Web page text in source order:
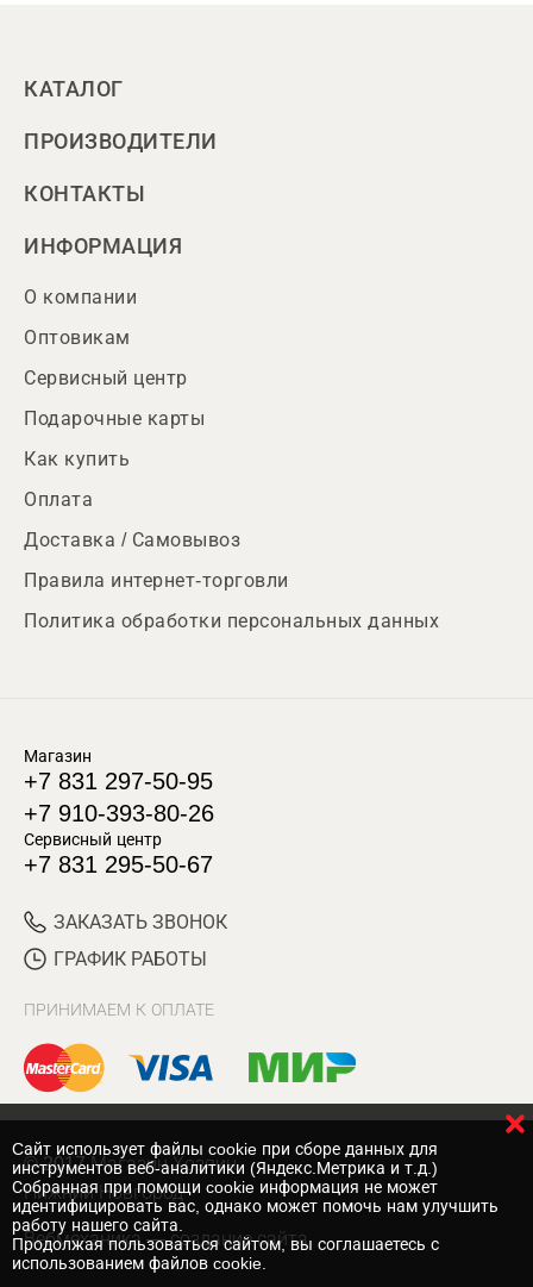
КАТАЛОГ
ПРОИЗВОДИТЕЛИ
КОНТАКТЫ
ИНФОРМАЦИЯ
О компании
Оптовикам
Сервисный центр
Подарочные карты
Как купить
Оплата
Доставка / Самовывоз
Правила интернет-торговли
Политика обработки персональных данных
Магазин
+7 831 297-50-95
+7 910-393-80-26
Сервисный центр
+7 831 295-50-67
ЗАКАЗАТЬ ЗВОНОК
ГРАФИК РАБОТЫ
ПРИНИМАЕМ К ОПЛАТЕ
© 2017 Магазин Хозяин
Нижний Новгород
Вебмеханика — создание сайта
Cайт использует файлы cookie при сборе данных для
инструментов веб-аналитики (Яндекс.Метрика и т.д.)
Собранная при помощи cookie информация не может
идентифицировать вас, однако может помочь нам улучшить
работу нашего сайта.
Продолжая пользоваться сайтом, вы соглашаетесь с
использованием файлов cookie.